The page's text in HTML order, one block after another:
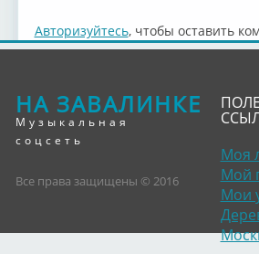
Авторизуйтесь, чтобы оставить
НА ЗАВАЛИНКЕ
Музыкальная
соцсеть
Все права защищены © 2016
Моя
Мой
Мои